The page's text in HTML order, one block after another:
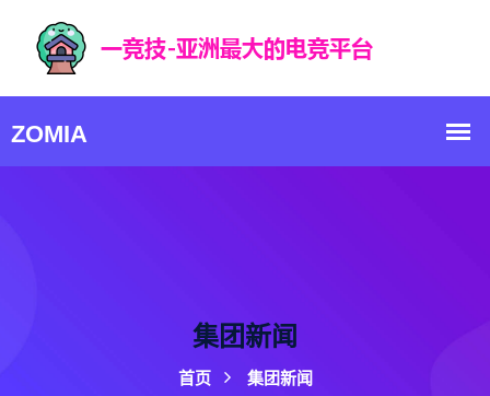
集团新闻
首页 集团新闻